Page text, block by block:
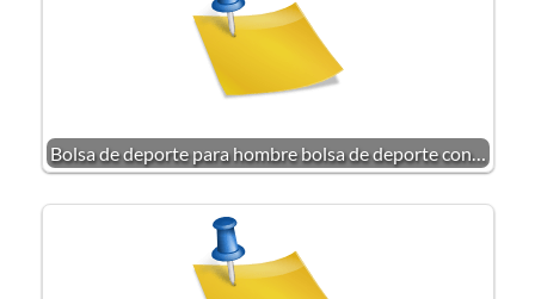
Bolsa de deporte para hombre bolsa de deporte con…